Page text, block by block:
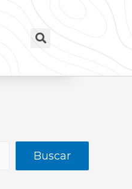
Buscar